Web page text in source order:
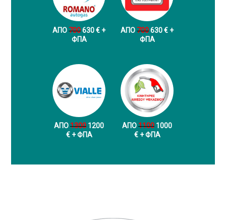
ΑΠΟ700630 € +
ФПА
ΑΠΟ700630 € +
ФПА
ΑΠΟ1300 1200
€ + ФПА
ΑΠΟ1100 1000
€ + ФПА